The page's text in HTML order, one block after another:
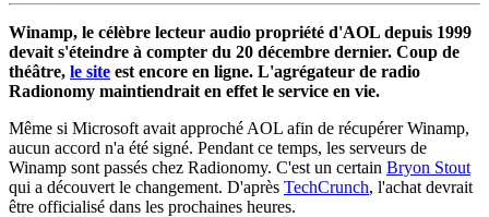
Winamp, le célèbre lecteur audio propriété d'AOL depuis 1999
devait s'éteindre à compter du 20 décembre dernier. Coup de
théâtre, le site est encore en ligne. L'agrégateur de radio
Radionomy maintiendrait en effet le service en vie.
Même si Microsoft avait approché AOL afin de récupérer Winamp,
aucun accord n'a été signé. Pendant ce temps, les serveurs de
Winamp sont passés chez Radionomy. C'est un certain Bryon Stout
qui a découvert le changement. D'après TechCrunch, l'achat devrait
être officialisé dans les prochaines heures.